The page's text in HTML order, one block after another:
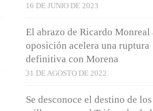
16 DE JUNIO DE 2023
El abrazo de Ricardo Monreal
oposición acelera una ruptura
definitiva con Morena
31 DE AGOSTO DE 2022
Se desconoce el destino de